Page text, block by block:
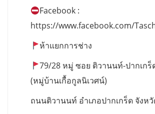
Facebook :
https://www.facebook.com/
ห้าแยกการช่าง
79/28 หมู่ ซอย ติวานนท์-ปากเกร็
(หมู่บ้านเกื้อกูลนิเวศน์)
ถนนติวานนท์ อำเภอปากเกร็ด จังห